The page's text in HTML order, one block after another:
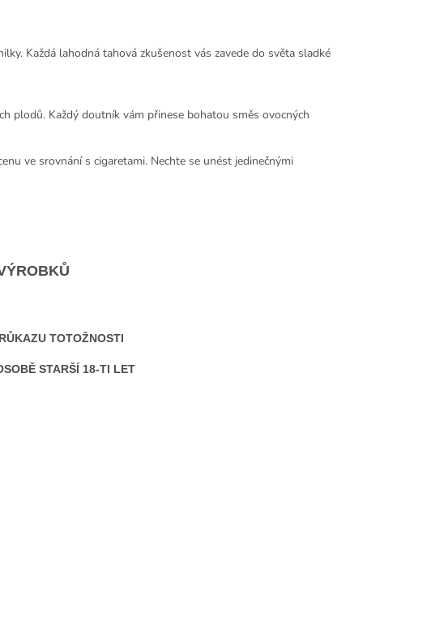
Každá lahodná tahová zkušenost vás zavede do světa sladké
plodů. Každý doutník vám přinese bohatou směs ovocných
ve srovnání s cigaretami. Nechte se unést jedinečnými
TOTOŽNOSTI
STARŠÍ 18-TI LET